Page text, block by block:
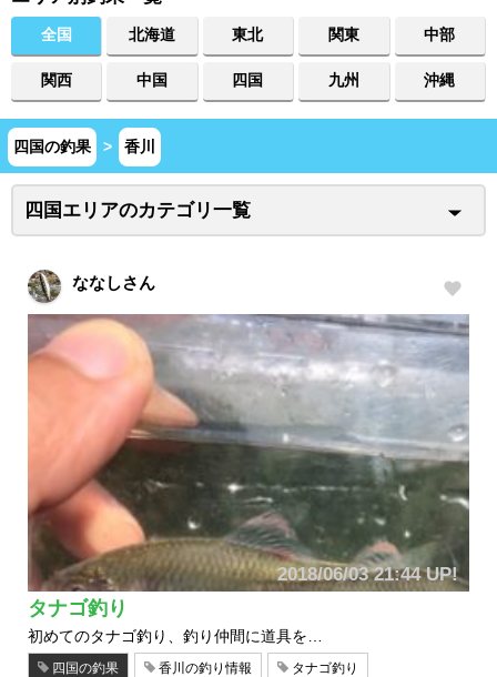
全国 北海道 東北 関東 中部
関西 中国 四国 九州 沖縄
四国の釣果 > 香川
四国エリアのカテゴリ一覧
ななしさん
2018/06/03 21:44 UP!
タナゴ釣り
初めてのタナゴ釣り、釣り仲間に道具を…
四国の釣果 香川の釣り情報 タナゴ釣り